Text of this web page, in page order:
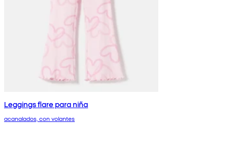
Leggings flare para niña
acanalados, con volantes